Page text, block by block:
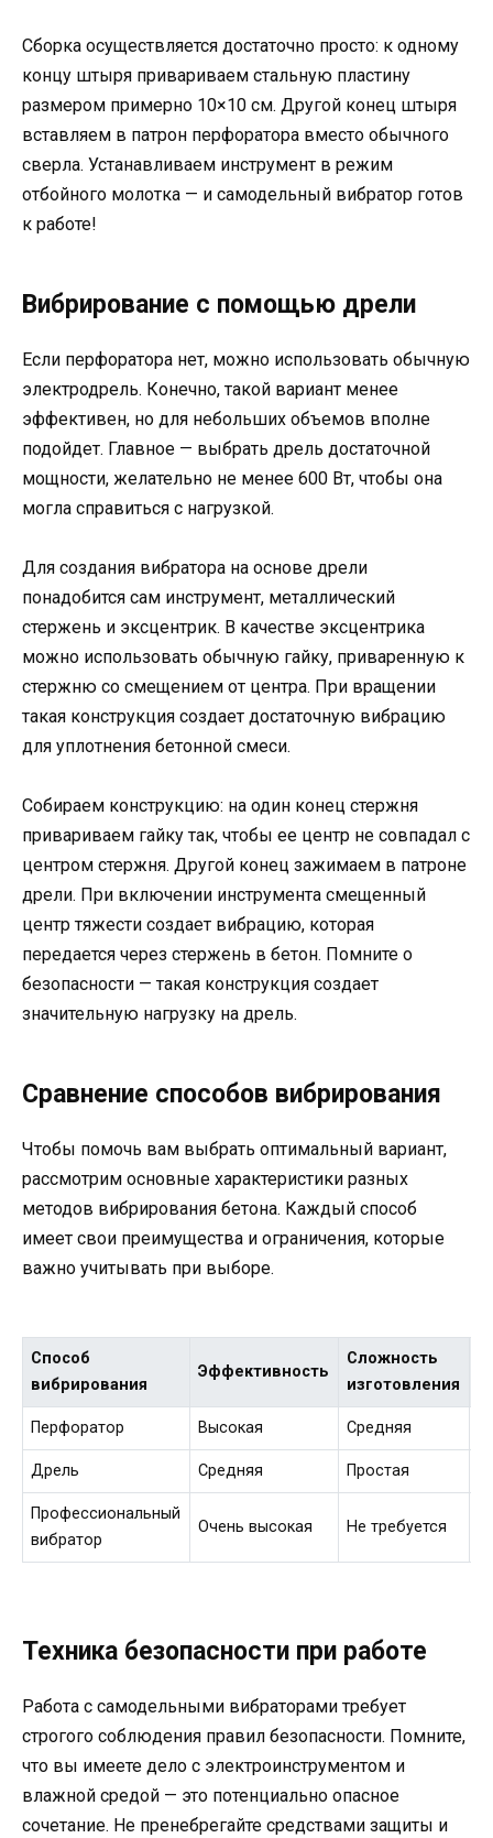
Сборка осуществляется достаточно просто: к одному
концу штыря привариваем стальную пластину
размером примерно 10×10 см. Другой конец штыря
вставляем в патрон перфоратора вместо обычного
сверла. Устанавливаем инструмент в режим
отбойного молотка — и самодельный вибратор готов
к работе!
Вибрирование с помощью дрели
Если перфоратора нет, можно использовать обычную
электродрель. Конечно, такой вариант менее
эффективен, но для небольших объемов вполне
подойдет. Главное — выбрать дрель достаточной
мощности, желательно не менее 600 Вт, чтобы она
могла справиться с нагрузкой.
Для создания вибратора на основе дрели
понадобится сам инструмент, металлический
стержень и эксцентрик. В качестве эксцентрика
можно использовать обычную гайку, приваренную к
стержню со смещением от центра. При вращении
такая конструкция создает достаточную вибрацию
для уплотнения бетонной смеси.
Собираем конструкцию: на один конец стержня
привариваем гайку так, чтобы ее центр не совпадал с
центром стержня. Другой конец зажимаем в патроне
дрели. При включении инструмента смещенный
центр тяжести создает вибрацию, которая
передается через стержень в бетон. Помните о
безопасности — такая конструкция создает
значительную нагрузку на дрель.
Сравнение способов вибрирования
Чтобы помочь вам выбрать оптимальный вариант,
рассмотрим основные характеристики разных
методов вибрирования бетона. Каждый способ
имеет свои преимущества и ограничения, которые
важно учитывать при выборе.
Способ
вибрирования
Эффективность
Сложность
изготовления
Перфоратор Высокая Средняя
Дрель Средняя Простая
Профессиональный
вибратор
Очень высокая Не требуется
Техника безопасности при работе
Работа с самодельными вибраторами требует
строгого соблюдения правил безопасности. Помните,
что вы имеете дело с электроинструментом и
влажной средой — это потенциально опасное
сочетание. Не пренебрегайте средствами защиты и